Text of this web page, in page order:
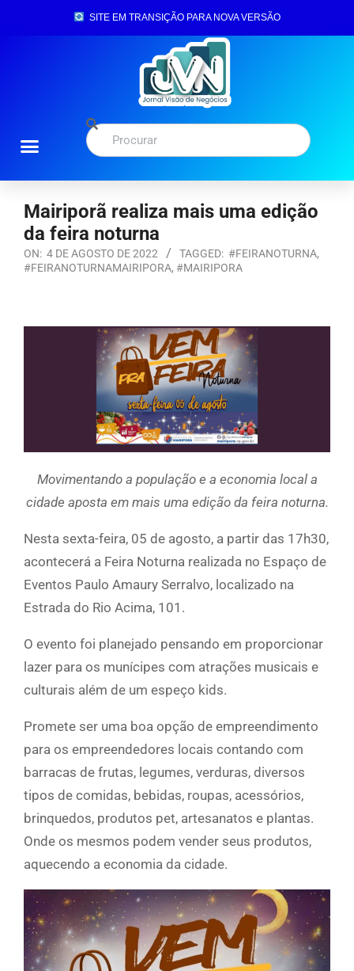
SITE EM TRANSIÇÃO PARA NOVA VERSÃO
Mairiporã realiza mais uma edição
da feira noturna
ON: 4 DE AGOSTO DE 2022 TAGGED: #FEIRANOTURNA,
#FEIRANOTURNAMAIRIPORA, #MAIRIPORA
Movimentando a população e a economia local a
cidade aposta em mais uma edição da feira noturna.
Nesta sexta-feira, 05 de agosto, a partir das 17h30,
acontecerá a Feira Noturna realizada no Espaço de
Eventos Paulo Amaury Serralvo, localizado na
Estrada do Rio Acima, 101.
O evento foi planejado pensando em proporcionar
lazer para os munícipes com atrações musicais e
culturais além de um espeço kids.
Promete ser uma boa opção de empreendimento
para os empreendedores locais contando com
barracas de frutas, legumes, verduras, diversos
tipos de comidas, bebidas, roupas, acessórios,
brinquedos, produtos pet, artesanatos e plantas.
Onde os mesmos podem vender seus produtos,
aquecendo a economia da cidade.